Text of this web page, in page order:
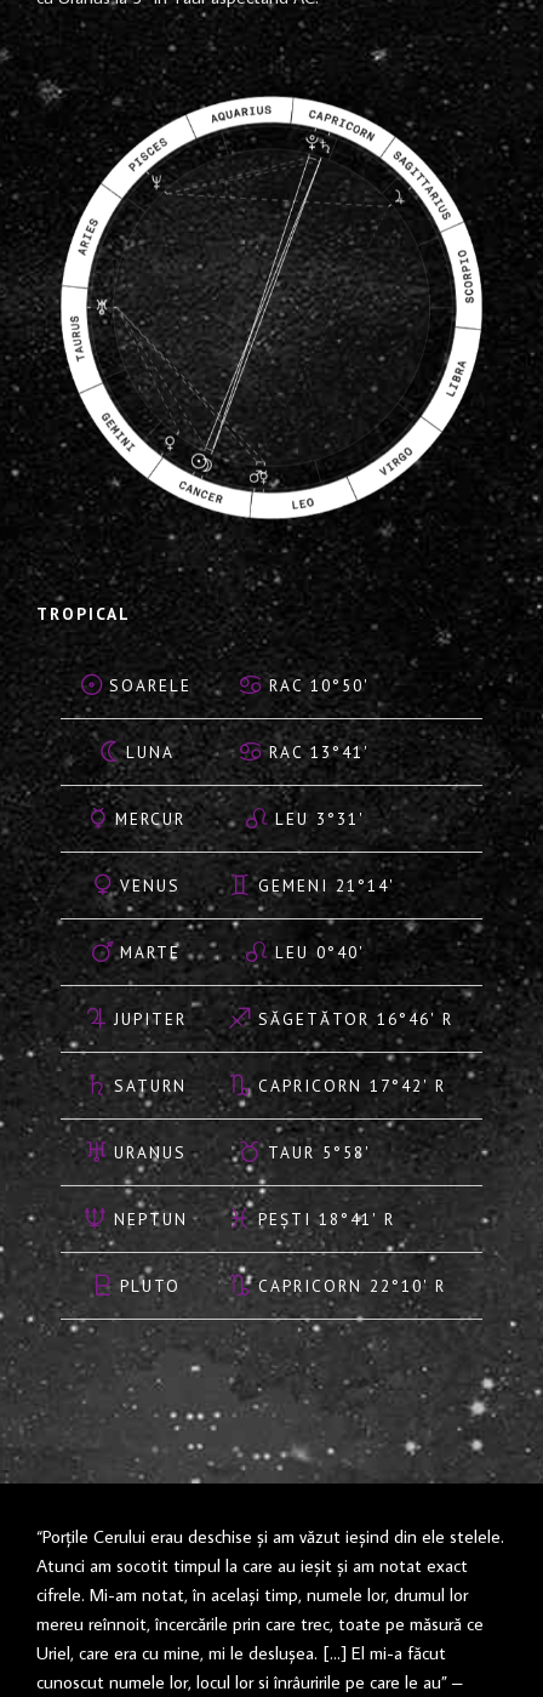
TROPICAL
SOARELE RAC 10°50'
LUNA RAC 13°41'
MERCUR LEU 3°31'
VENUS GEMENI 21°14'
MARTE LEU 0°40'
JUPITER SĂGETĂTOR 16°46' R
SATURN CAPRICORN 17°42' R
URANUS TAUR 5°58'
NEPTUN PEȘTI 18°41' R
PLUTO CAPRICORN 22°10' R
“Porţile Cerului erau deschise şi am văzut ieşind din ele stelele.
Atunci am socotit timpul la care au ieşit şi am notat exact
cifrele. Mi-am notat, în acelaşi timp, numele lor, drumul lor
mereu reînnoit, încercările prin care trec, toate pe măsură ce
Uriel, care era cu mine, mi le desluşea. […] El mi-a făcut
cunoscut numele lor, locul lor si înrâuririle pe care le au” –